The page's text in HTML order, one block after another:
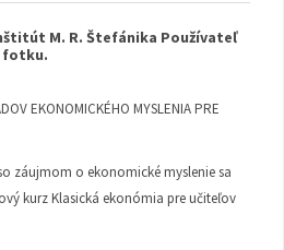
M. R. Štefánika Používateľ
fotku.
EKONOMICKÉHO MYSLENIA PRE
záujmom o ekonomické myslenie sa
kurz Klasická ekonómia pre učiteľov